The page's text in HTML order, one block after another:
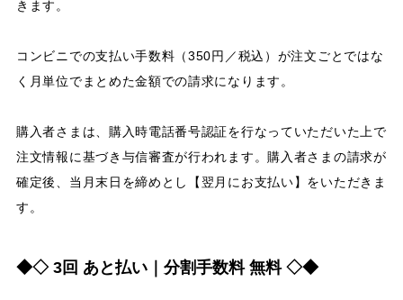
きます。
コンビニでの支払い手数料（350円／税込）が注文ごとではな
く月単位でまとめた金額での請求になります。
購入者さまは、購入時電話番号認証を行なっていただいた上で
注文情報に基づき与信審査が行われます。購入者さまの請求が
確定後、当月末日を締めとし【翌月にお支払い】をいただきま
す。
◆◇ 3回 あと払い｜分割手数料 無料 ◇◆